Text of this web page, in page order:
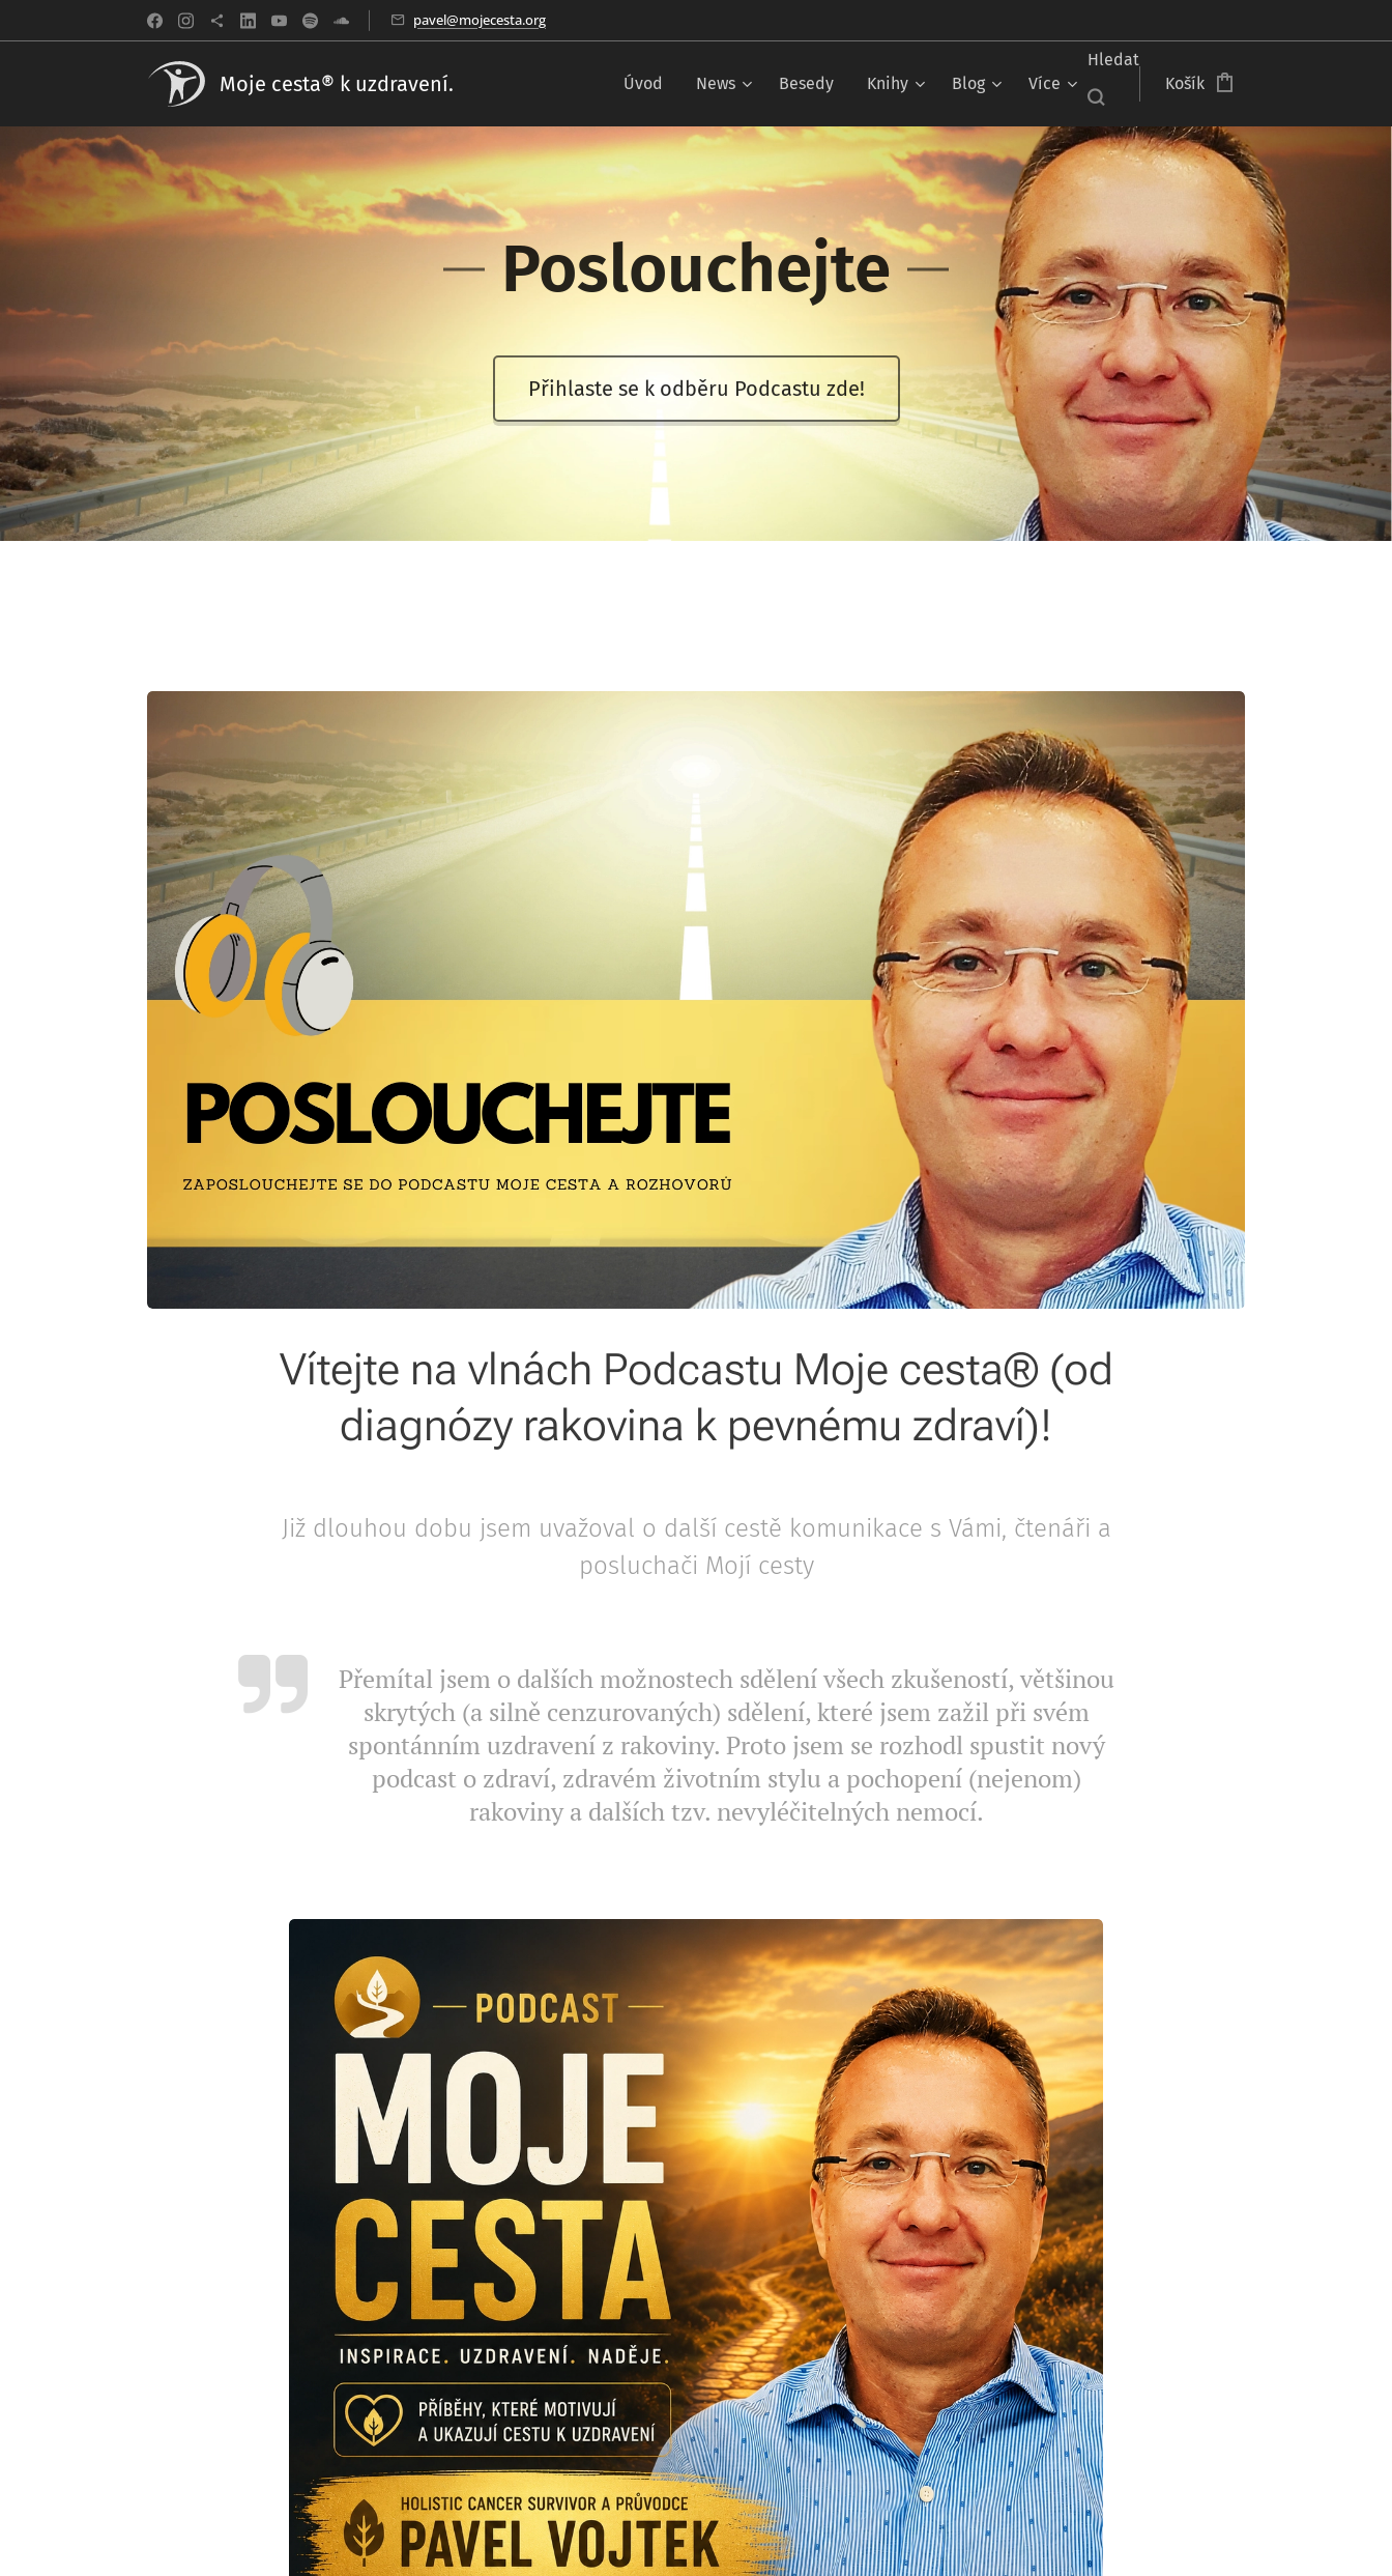
pavel@mojecesta.org
Moje cesta® k uzdravení. Úvod News Besedy Knihy Blog Více
Hledat
Košík
Poslouchejte
Přihlaste se k odběru Podcastu zde!
Vítejte na vlnách Podcastu Moje cesta® (od
diagnózy rakovina k pevnému zdraví)!
Již dlouhou dobu jsem uvažoval o další cestě komunikace s Vámi, čtenáři a
posluchači Mojí cesty
Přemítal jsem o dalších možnostech sdělení všech zkušeností, většinou
skrytých (a silně cenzurovaných) sdělení, které jsem zažil při svém
spontánním uzdravení z rakoviny. Proto jsem se rozhodl spustit nový
podcast o zdraví, zdravém životním stylu a pochopení (nejenom)
rakoviny a dalších tzv. nevyléčitelných nemocí.